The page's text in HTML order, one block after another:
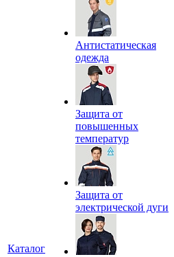
Каталог
Антистатическая
одежда
Защита от
повышенных
температур
Защита от
электрической дуги